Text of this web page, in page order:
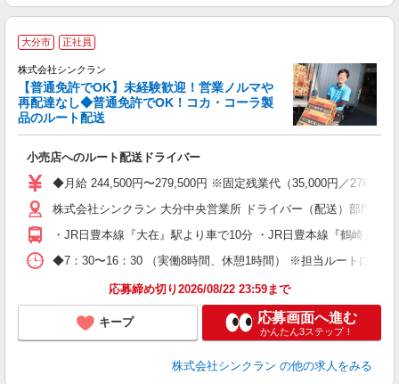
大分市 正社員
株式会社シンクラン
【普通免許でOK】未経験歓迎！営業ノルマや
再配達なし◆普通免許でOK！コカ・コーラ製
品のルート配送
小売店へのルート配送ドライバー
◆月給 244,500円〜279,500円 ※固定残業代（35,000円／27時間
株式会社シンクラン 大分中央営業所 ドライバー（配送）部門 ・
・JR日豊本線『大在』駅より車で10分 ・JR日豊本線『鶴崎』駅
◆7：30〜16：30 （実働8時間、休憩1時間） ※担当ルートにより
応募締め切り2026/08/22 23:59まで
キープ 応募画面へ進む
かんたん3ステップ！
株式会社シンクラン の他の求人をみる